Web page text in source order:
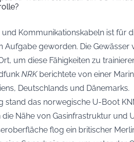
Kommunikationskabeln ist für
Aufgabe geworden. Die Gewässer
um diese Fähigkeiten zu
NRKberichtete von einer
Deutschlands und Dänemarks.
stand das norwegische U-Boot
Nähe von Gasinfrastruktur und
flog ein britischer